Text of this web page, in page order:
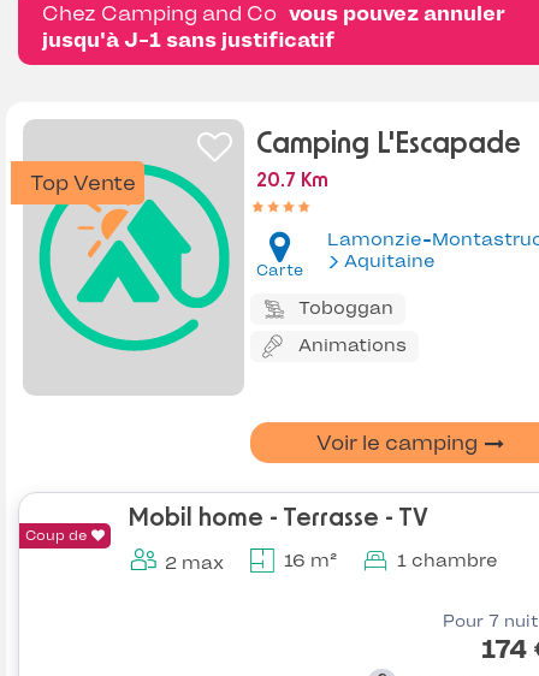
Chez Camping and Co vous pouvez annuler
jusqu'à J-1 sans justificatif
Top Vente
Camping L'Escapade
20.7 Km
Carte
Lamonzie-
Aquitaine
Toboggan
Animations
Voir le camping
Coup de
Mobil home - Terrasse - TV
2 max 16 m² 1 chambre
Pour 7
174